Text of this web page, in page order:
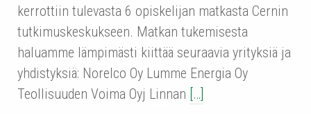
kerrottiin tulevasta 6 opiskelijan matkasta Cernin
tutkimuskeskukseen. Matkan tukemisesta
haluamme lämpimästi kiittää seuraavia yrityksiä ja
yhdistyksiä: Norelco Oy Lumme Energia Oy
Teollisuuden Voima Oyj Linnan […]